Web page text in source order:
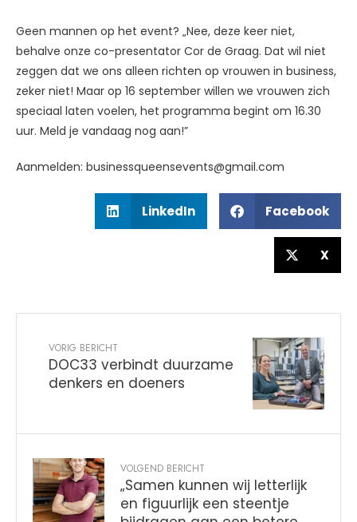
Geen mannen op het event? „Nee, deze keer niet,
behalve onze co-presentator Cor de Graag. Dat wil niet
zeggen dat we ons alleen richten op vrouwen in business,
zeker niet! Maar op 16 september willen we vrouwen zich
speciaal laten voelen, het programma begint om 16.30
uur. Meld je vandaag nog aan!”
Aanmelden: businessqueensevents@gmail.com
LinkedIn Facebook
X
VORIG BERICHT
DOC33 verbindt duurzame
denkers en doeners
VOLGEND BERICHT
„Samen kunnen wij letterlijk
en figuurlijk een steentje